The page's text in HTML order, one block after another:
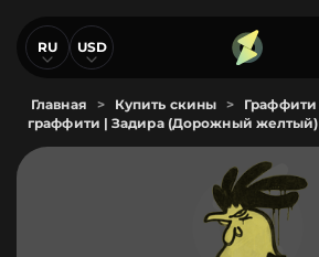
RU USD
Главная > Купить скины > Граффити
граффити | Задира (Дорожный желтый)